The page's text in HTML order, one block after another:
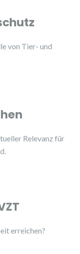
von Tier- und
Relevanz für
erreichen?